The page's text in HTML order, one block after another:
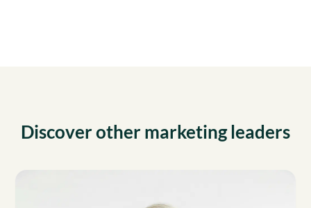
Discover other marketing leaders